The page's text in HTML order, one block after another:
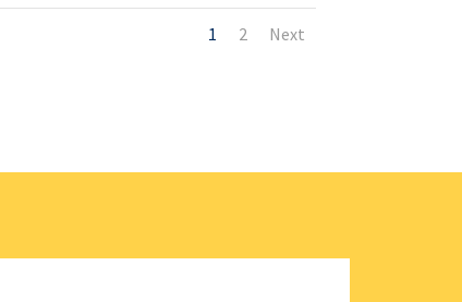
1 2 Next